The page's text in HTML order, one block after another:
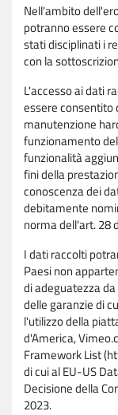
Nell'ambito
potranno essere
stati disciplinati i
con la
L'accesso ai dati
essere consentito
manutenzione
funzionamento
funzionalità
fini della
conoscenza dei
debitamente
norma dell'art. 28
I dati raccolti
Paesi non
di adeguatezza
delle garanzie di
l'utilizzo della
d'America,
Framework List
di cui al EU-US
Decisione della
2023.